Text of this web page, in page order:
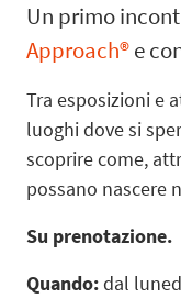
Un primo
Approach®e
Tra esposizioni e
luoghi dove si
scoprire come,
possano nascere
Su prenotazione.
Quando:dal